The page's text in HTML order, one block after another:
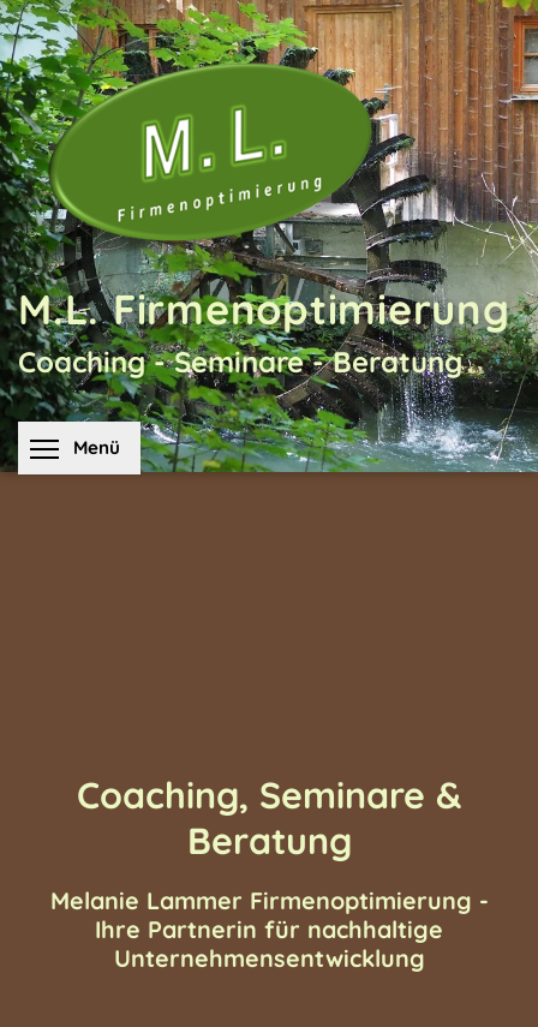
Direkt
zum
Inhalt
M.L. Firmenoptimierung
Coaching - Seminare - Beratung
Menü Menüsichtbarkeit umschalten
Coaching, Seminare &
Beratung
Melanie Lammer Firmenoptimierung -
Ihre Partnerin für nachhaltige
Unternehmensentwicklung